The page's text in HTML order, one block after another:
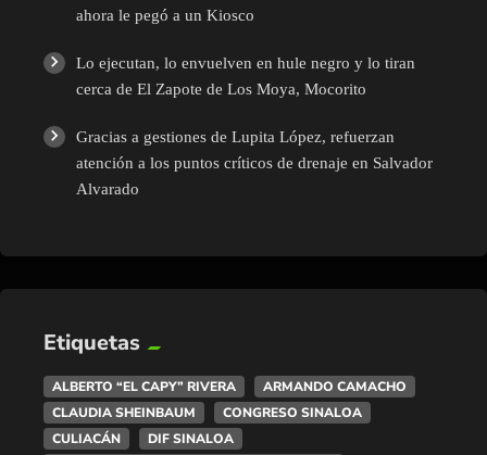
ahora le pegó a un Kiosco
Lo ejecutan, lo envuelven en hule negro y lo tiran
cerca de El Zapote de Los Moya, Mocorito
Gracias a gestiones de Lupita López, refuerzan
atención a los puntos críticos de drenaje en Salvador
Alvarado
Etiquetas
ALBERTO “EL CAPY” RIVERA
ARMANDO CAMACHO
CLAUDIA SHEINBAUM
CONGRESO SINALOA
CULIACÁN
DIF SINALOA